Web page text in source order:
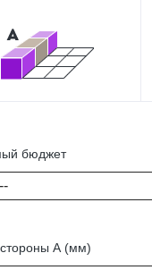
бюджет
А (мм)